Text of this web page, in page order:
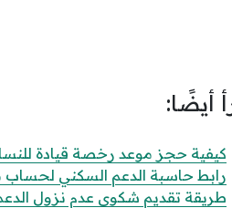
أيضًا:
كيفية حجز موعد رخصة قيادة للنساء
رابط حاسبة الدعم السكني لحساب
طريقة تقديم شكوى عدم نزول الدعم